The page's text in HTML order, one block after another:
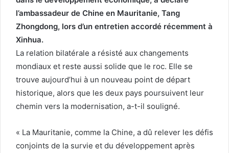
l’ambassadeur de Chine en Mauritanie, Tang
Zhongdong, lors d’un entretien accordé récemment à
Xinhua.
La relation bilatérale a résisté aux changements
mondiaux et reste aussi solide que le roc. Elle se
trouve aujourd’hui à un nouveau point de départ
historique, alors que les deux pays poursuivent leur
chemin vers la modernisation, a-t-il souligné.
« La Mauritanie, comme la Chine, a dû relever les défis
conjoints de la survie et du développement après